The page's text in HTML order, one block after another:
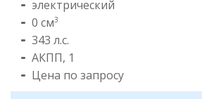
электрический
0 см3
343 л.с.
АКПП, 1
Цена по запросу